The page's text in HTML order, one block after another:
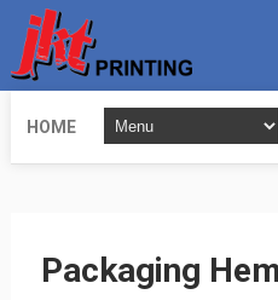
HOME
Packaging